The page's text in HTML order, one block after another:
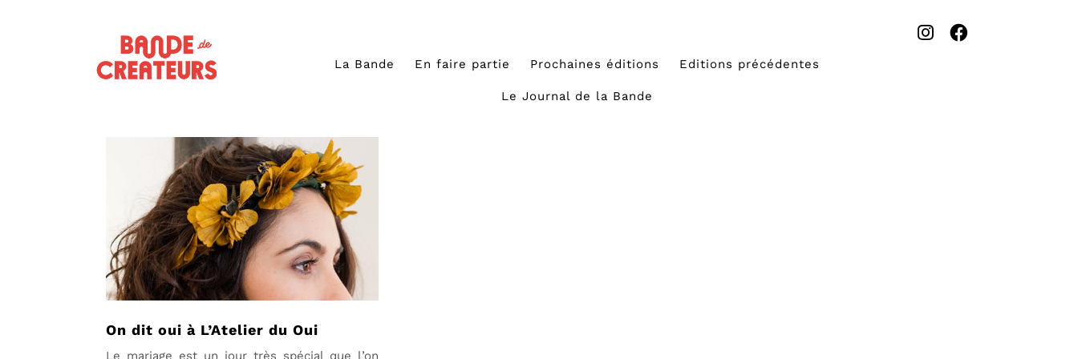
La Bande En faire partie Prochaines éditions Editions précédentes
Le Journal de la Bande
On dit oui à L’Atelier du Oui
Le mariage est un jour très spécial que l’on